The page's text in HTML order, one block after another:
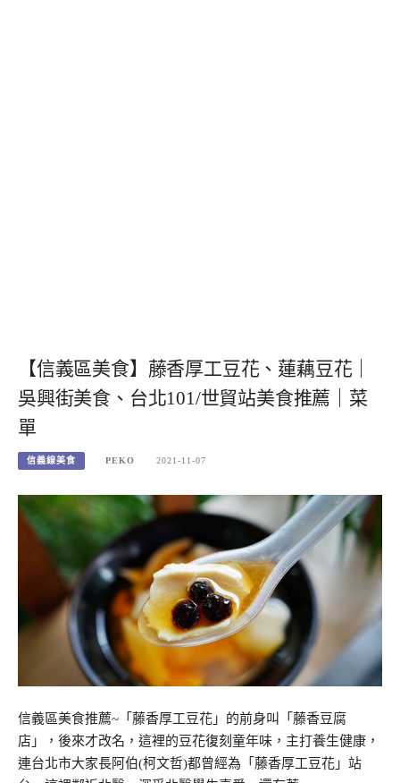
【信義區美食】藤香厚工豆花、蓮藕豆花｜
吳興街美食、台北101/世貿站美食推薦｜菜
單
信義線美食 PEKO 2021-11-07
信義區美食推薦~「藤香厚工豆花」的前身叫「藤香豆腐
店」，後來才改名，這裡的豆花復刻童年味，主打養生健康，
連台北市大家長阿伯(柯文哲)都曾經為「藤香厚工豆花」站